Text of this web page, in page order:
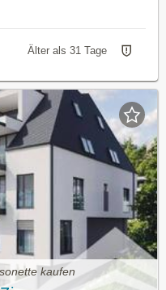
Älter als 31 Tage
kaufen